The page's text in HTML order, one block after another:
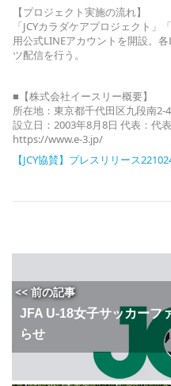
【プロジェクト実施の流れ】
「JCYカラダケアプロジェクト」
用公式LINEアカウントを開設。
ツ配信を行う。
■【株式会社イースリー概要】
所在地：東京都千代田区九段南2-
設立日：2003年8月8日 代表：代
https://www.e-3.jp/
【JCY協賛】プレスリリース
<< 前の記事
JFA U-18女子サッカー
らせ